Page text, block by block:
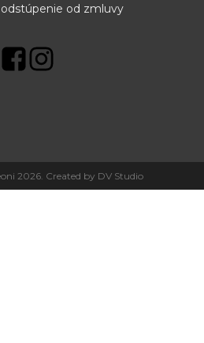
od zmluvy
2026. Created by DV Studio